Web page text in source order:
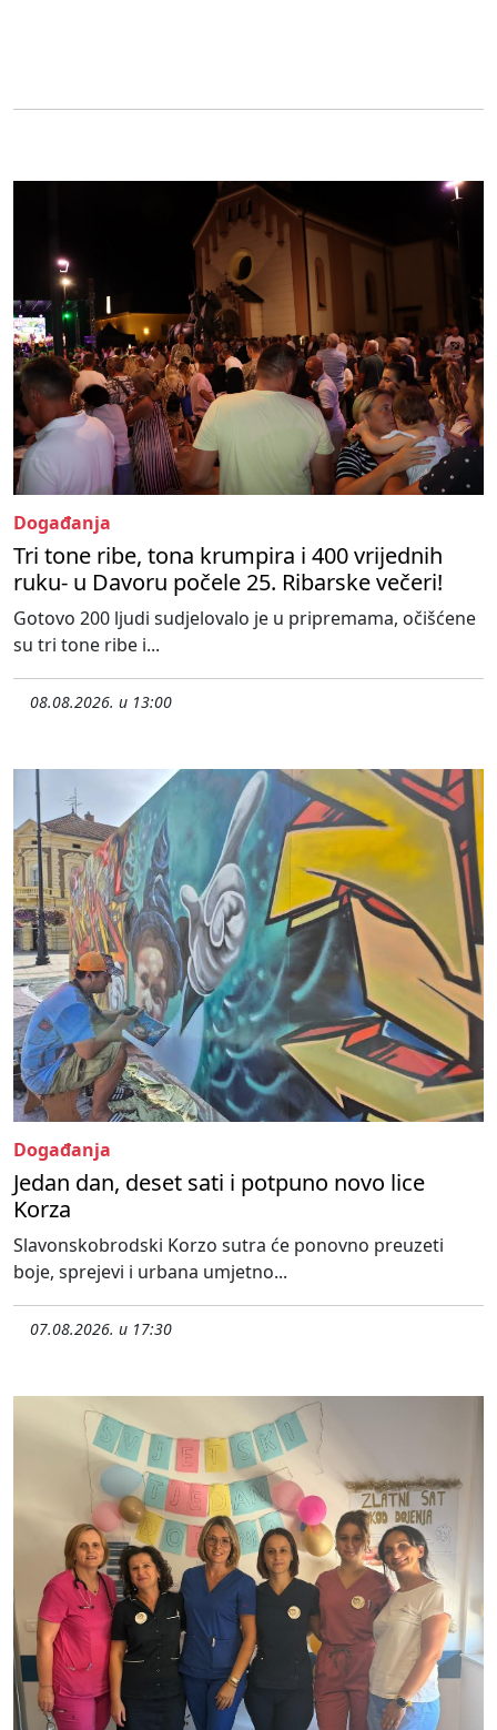
Događanja
Tri tone ribe, tona krumpira i 400 vrijednih
ruku- u Davoru počele 25. Ribarske večeri!
Gotovo 200 ljudi sudjelovalo je u pripremama, očišćene
su tri tone ribe i...
08.08.2026. u 13:00
Događanja
Jedan dan, deset sati i potpuno novo lice
Korza
Slavonskobrodski Korzo sutra će ponovno preuzeti
boje, sprejevi i urbana umjetno...
07.08.2026. u 17:30